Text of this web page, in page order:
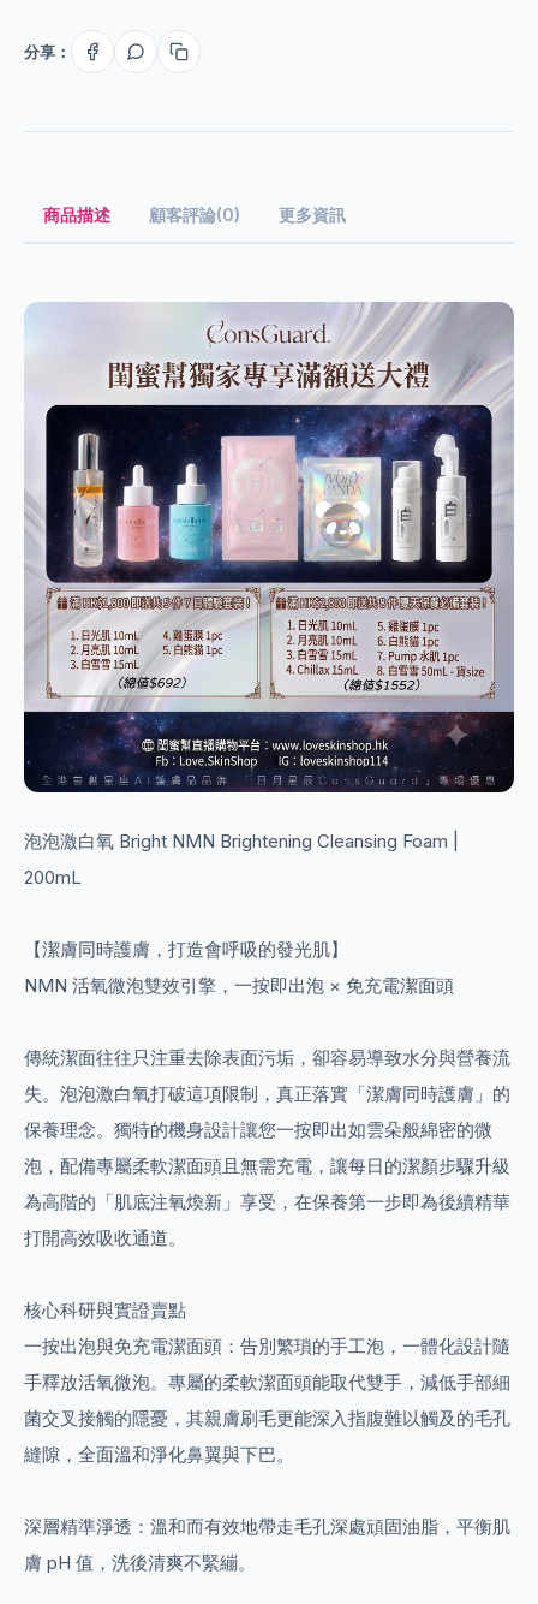
分享：
商品描述 顧客評論(0) 更多資訊
泡泡激白氧 Bright NMN Brightening Cleansing Foam |
200mL
【潔膚同時護膚，打造會呼吸的發光肌】
NMN 活氧微泡雙效引擎，一按即出泡 × 免充電潔面頭
傳統潔面往往只注重去除表面污垢，卻容易導致水分與營養流
失。泡泡激白氧打破這項限制，真正落實「潔膚同時護膚」的
保養理念。獨特的機身設計讓您一按即出如雲朵般綿密的微
泡，配備專屬柔軟潔面頭且無需充電，讓每日的潔顏步驟升級
為高階的「肌底注氧煥新」享受，在保養第一步即為後續精華
打開高效吸收通道。
核心科研與實證賣點
一按出泡與免充電潔面頭：告別繁瑣的手工泡，一體化設計隨
手釋放活氧微泡。專屬的柔軟潔面頭能取代雙手，減低手部細
菌交叉接觸的隱憂，其親膚刷毛更能深入指腹難以觸及的毛孔
縫隙，全面溫和淨化鼻翼與下巴。
深層精準淨透：溫和而有效地帶走毛孔深處頑固油脂，平衡肌
膚 pH 值，洗後清爽不緊繃。